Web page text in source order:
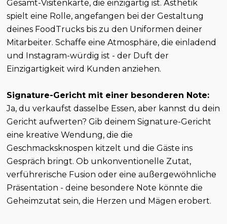
Gesamt-Visitenkarte, die einzigartig ist. Ästhetik
spielt eine Rolle, angefangen bei der Gestaltung
deines FoodTrucks bis zu den Uniformen deiner
Mitarbeiter. Schaffe eine Atmosphäre, die einladend
und Instagram-würdig ist - der Duft der
Einzigartigkeit wird Kunden anziehen.
Signature-Gericht mit einer besonderen Note:
Ja, du verkaufst dasselbe Essen, aber kannst du dein
Gericht aufwerten? Gib deinem Signature-Gericht
eine kreative Wendung, die die
Geschmacksknospen kitzelt und die Gäste ins
Gespräch bringt. Ob unkonventionelle Zutat,
verführerische Fusion oder eine außergewöhnliche
Präsentation - deine besondere Note könnte die
Geheimzutat sein, die Herzen und Mägen erobert.